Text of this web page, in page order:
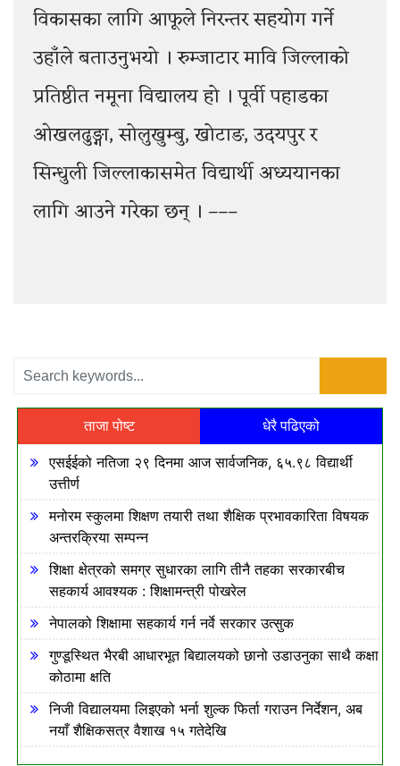
विकासका लागि आफूले निरन्तर सहयोग गर्ने
उहाँले बताउनुभयो । रुम्जाटार मावि जिल्लाको
प्रतिष्ठीत नमूना विद्यालय हो । पूर्वी पहाडका
ओखलढुङ्गा, सोलुखुम्बु, खोटाङ, उदयपुर र
सिन्धुली जिल्लाकासमेत विद्यार्थी अध्ययानका
लागि आउने गरेका छन् । –––
ताजा पोष्ट धेरै पढिएको
एसईईको नतिजा २९ दिनमा आज सार्वजनिक, ६५.९८ विद्यार्थी
उत्तीर्ण
मनोरम स्कुलमा शिक्षण तयारी तथा शैक्षिक प्रभावकारिता विषयक
अन्तरक्रिया सम्पन्न
शिक्षा क्षेत्रको समग्र सुधारका लागि तीनै तहका सरकारबीच
सहकार्य आवश्यक : शिक्षामन्त्री पोखरेल
नेपालको शिक्षामा सहकार्य गर्न नर्वे सरकार उत्सुक
गुण्डूस्थित भैरबी आधारभूत बिद्यालयको छानो उडाउनुका साथै कक्षा
कोठामा क्षति
निजी विद्यालयमा लिइएको भर्ना शुल्क फिर्ता गराउन निर्देशन, अब
नयाँ शैक्षिकसत्र वैशाख १५ गतेदेखि